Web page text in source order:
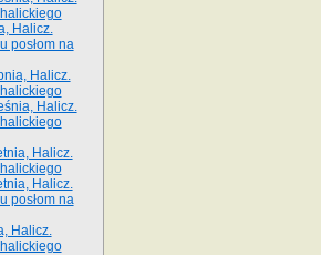
Halicz.
posłom na
Halicz.
Halicz.
Halicz.
Halicz.
posłom na
Halicz.